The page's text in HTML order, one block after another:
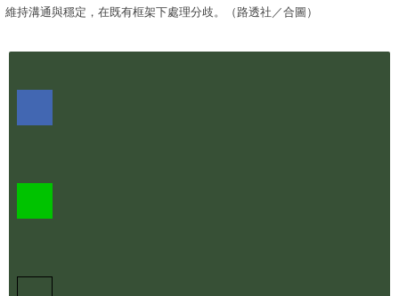
維持溝通與穩定，在既有框架下處理分歧。（路透社／合圖）